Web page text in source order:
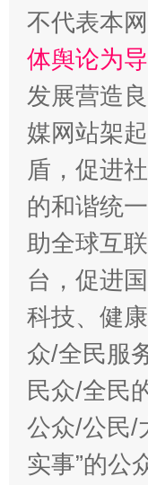
招工难、
不代表本
体舆论为
发展营造
媒网站架
盾，促进
的和谐统
助全球互
台，促进
科技、健
众/全民服
民众/全民
公众/公民/
实事”的公